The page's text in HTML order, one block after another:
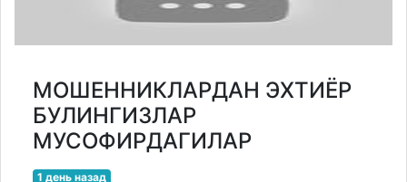
МОШЕННИКЛАРДАН ЭХТИЁР
БУЛИНГИЗЛАР
МУСОФИРДАГИЛАР
1 день назад